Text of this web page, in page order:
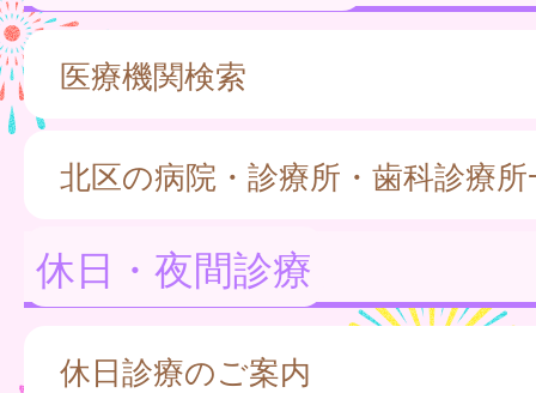
医療機関検索
北区の病院・診療所・歯科診療
休日・夜間診療
休日診療のご案内